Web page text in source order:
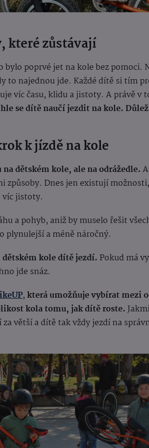
které zůstávají
bylo poprvé jet na kole bez pomoci.
to najednou jde. Každé dítě si tím
víc času, klidu a jistoty. A právě v
se dítě naučí jezdit na kole.
k jízdě na kole
dětském kole, ale na odrážedle.
způsoby. Dnes jen existují
víc jistoty.
a pohyb, aniž by muselo řešit
plynulejší a méně náročný.
dětském kole dítě jezdí.Pokud má
jde snáz.
,která umožňuje vybírat mezi
kola tomu, jak dítě roste.
větší a dítě tak vždy jezdí na